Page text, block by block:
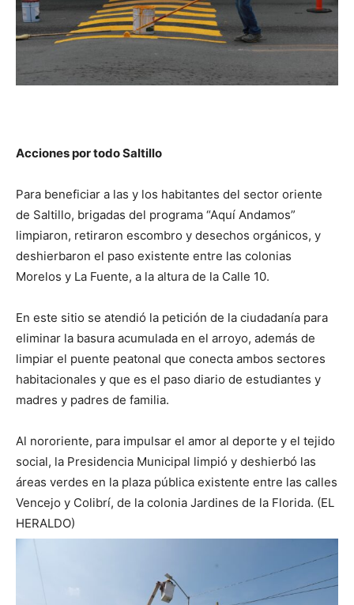
Acciones por todo Saltillo
Para beneficiar a las y los habitantes del sector oriente
de Saltillo, brigadas del programa “Aquí Andamos”
limpiaron, retiraron escombro y desechos orgánicos, y
deshierbaron el paso existente entre las colonias
Morelos y La Fuente, a la altura de la Calle 10.
En este sitio se atendió la petición de la ciudadanía para
eliminar la basura acumulada en el arroyo, además de
limpiar el puente peatonal que conecta ambos sectores
habitacionales y que es el paso diario de estudiantes y
madres y padres de familia.
Al nororiente, para impulsar el amor al deporte y el tejido
social, la Presidencia Municipal limpió y deshierbó las
áreas verdes en la plaza pública existente entre las calles
Vencejo y Colibrí, de la colonia Jardines de la Florida. (EL
HERALDO)